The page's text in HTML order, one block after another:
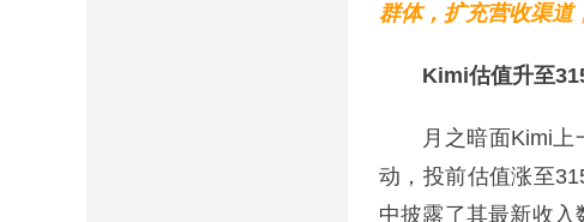
群体，扩充营收渠道
Kimi估值升至
月之暗面Kimi上一
动，投前估值涨至
中披露了其最新收